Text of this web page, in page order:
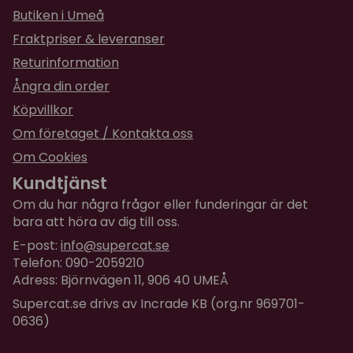
medelhög. Om LED-lamporna lyser med ett fast
sken är batteriet fulladdat.
Laddning av powerbanken:
1. Anslut laddningssladdens (medföljer) Mikro USB-
kontakt till powerbanken.
2. Anslut laddningssladdens andra ände till en
elkontakt eller till en dator.
3. LED-lamporna blinkar och powerbanken börjar
att laddas.
4. När batteriet är färdigladdat slutar LED-lamporna
att blinka och lyser istället med ett fast sken.
Det rekommenderas att låta powerbanken bli helt
urladdad innan den laddas upp pånytt. För att
powerbanken ska fungera optimalt
rekommenderas att ladda upp den åtminstone var
90:e dag. Undvik att låta powerbanken vara ansluten
till strömkällan när den är fulladdad för att förhindra
Butiken i Umeå
Fraktpriser & leveranser
Returinformation
Ångra din order
Köpvillkor
Om företaget / Kontakta oss
Om Cookies
Kundtjänst
Om du har några frågor eller funderingar är det
bara att höra av dig till oss.
E-post: info@supercat.se
Telefon: 090-2059210
Adress: Björnvägen 11, 906 40 UMEÅ
Supercat.se drivs av Incrade KB (org.nr 969701-
0636)